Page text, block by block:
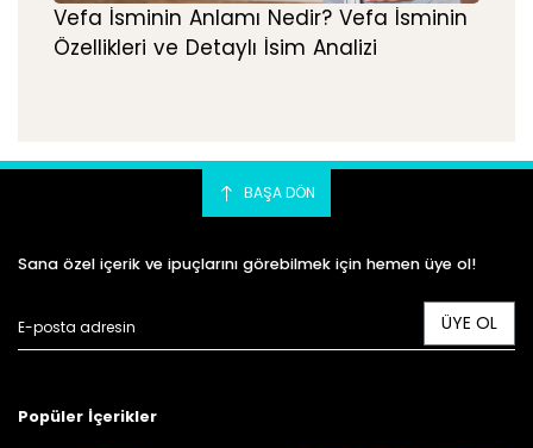
Vefa İsminin Anlamı Nedir? Vefa İsminin
Özellikleri ve Detaylı İsim Analizi
BAŞA DÖN
Sana özel içerik ve ipuçlarını görebilmek için hemen üye ol!
ÜYE OL
Popüler İçerikler